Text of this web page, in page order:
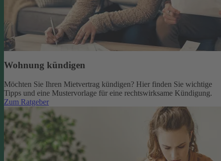
Wohnung kündigen
Möchten Sie Ihren Mietvertrag kündigen? Hier finden Sie wichtige
Tipps und eine Mustervorlage für eine rechtswirksame Kündigung.
Zum Ratgeber